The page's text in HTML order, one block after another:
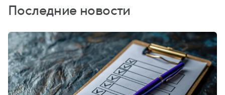
Последние новости